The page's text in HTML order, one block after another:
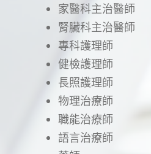
家醫科主治醫師
腎臟科主治醫師
專科護理師
健檢護理師
長照護理師
物理治療師
職能治療師
語言治療師